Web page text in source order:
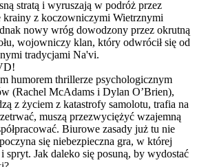
stratą i wyruszają w podróż przez
krainy z koczowniczymi Wietrznymi
nowy wróg dowodzony przez okrutną
wojowniczy klan, który odwrócił się od
tradycjami Na'vi.
humorem thrillerze psychologicznym
(Rachel McAdams i Dylan O’Brien),
z życiem z katastrofy samolotu, trafia na
muszą przezwyciężyć wzajemną
Biurowe zasady już tu nie
się niebezpieczna gra, w której
i spryt. Jak daleko się posuną, by wydostać